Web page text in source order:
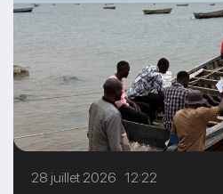
28 juillet 2026 12:22